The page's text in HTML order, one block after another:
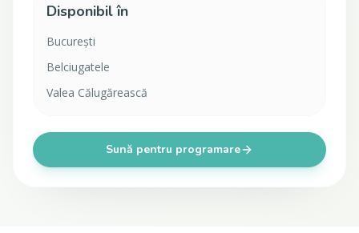
Disponibil în
București
Belciugatele
Valea Călugărească
Sună pentru programare